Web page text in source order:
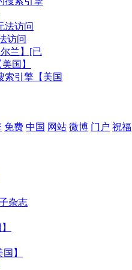
法访问
访问
兰】[已
国】
索引擎【美国
免费 中国 网站 微博 门户 祝福
杂志
】